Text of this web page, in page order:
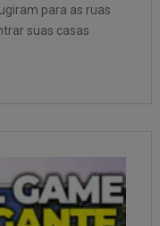
para as ruas
suas casas
com